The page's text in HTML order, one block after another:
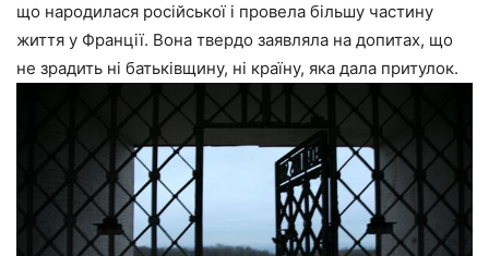
що народилася російської і провела більшу частину
життя у Франції. Вона твердо заявляла на допитах, що
не зрадить ні батьківщину, ні країну, яка дала притулок.